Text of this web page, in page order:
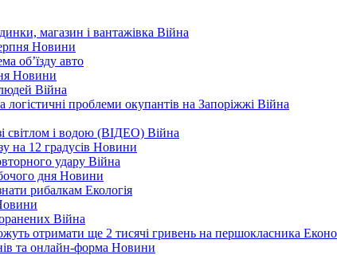
магазин і вантажівка Війна
Новини
об’їзду авто
Новини
Війна
проблеми окупантів на Запоріжжі Війна
світлом і водою (ВІДЕО) Війна
на 12 градусів Новини
удару Війна
дня Новини
рибалкам Екологія
Війна
отримати ще 2 тисячі гривень на першокласника
та онлайн-форма Новини